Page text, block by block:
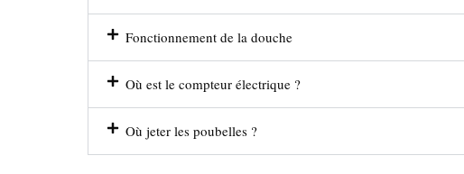
Fonctionnement de la douche
Où est le compteur électrique ?
Où jeter les poubelles ?